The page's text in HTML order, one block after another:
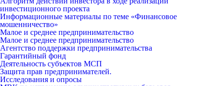
инвестиционного проекта
Информационные материалы по теме «Финансовое
мошенничество»
Малое и среднее предпринимательство
Малое и среднее предпринимательство
Агентство поддержки предпринимательства
Гарантийный фонд
Деятельность субъектов МСП
Защита прав предпринимателей.
Исследования и опросы